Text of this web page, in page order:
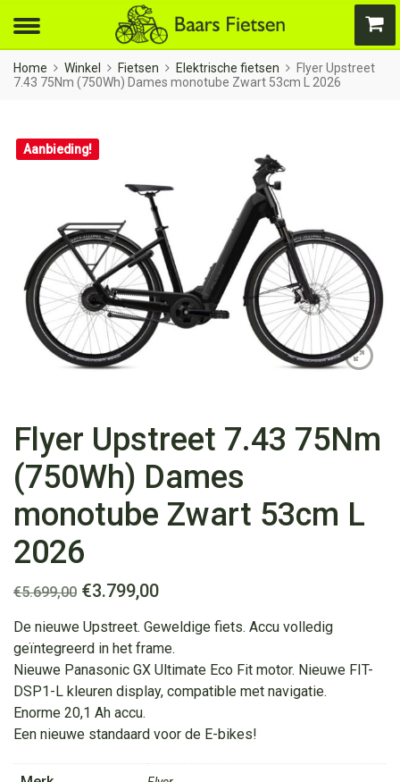
Home Winkel Fietsen Elektrische fietsen
Flyer Upstreet
7.43 75Nm (750Wh) Dames monotube Zwart 53cm L 2026
Aanbieding!
Flyer Upstreet 7.43 75Nm
(750Wh) Dames
monotube Zwart 53cm L
2026
€5.699,00 Oorspronkelijke
was:
€5.699,00.
€3.799,00Huidige
is:
€3.799,00.
De nieuwe Upstreet. Geweldige fiets. Accu volledig
geïntegreerd in het frame.
Nieuwe Panasonic GX Ultimate Eco Fit motor. Nieuwe FIT-
DSP1-L kleuren display, compatible met navigatie.
Enorme 20,1 Ah accu.
Een nieuwe standaard voor de E-bikes!